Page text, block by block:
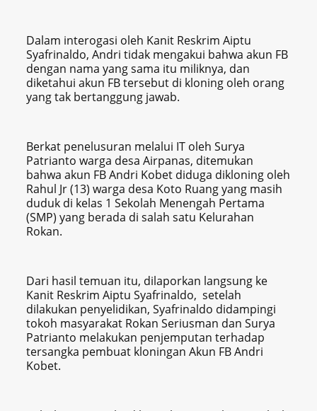
Dalam interogasi oleh Kanit Reskrim Aiptu
Syafrinaldo, Andri tidak mengakui bahwa akun FB
dengan nama yang sama itu miliknya, dan
diketahui akun FB tersebut di kloning oleh orang
yang tak bertanggung jawab.
Berkat penelusuran melalui IT oleh Surya
Patrianto warga desa Airpanas, ditemukan
bahwa akun FB Andri Kobet diduga dikloning oleh
Rahul Jr (13) warga desa Koto Ruang yang masih
duduk di kelas 1 Sekolah Menengah Pertama
(SMP) yang berada di salah satu Kelurahan
Rokan.
Dari hasil temuan itu, dilaporkan langsung ke
Kanit Reskrim Aiptu Syafrinaldo, setelah
dilakukan penyelidikan, Syafrinaldo didampingi
tokoh masyarakat Rokan Seriusman dan Surya
Patrianto melakukan penjemputan terhadap
tersangka pembuat kloningan Akun FB Andri
Kobet.